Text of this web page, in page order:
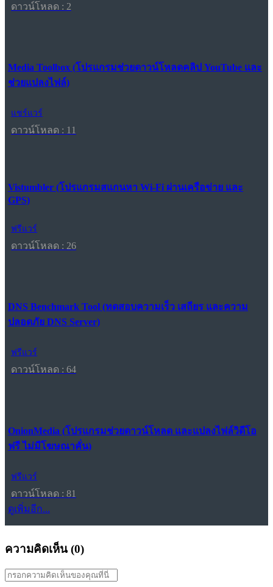
ดาวน์โหลด : 2
Media Toolbox (โปรแกรมช่วยดาวน์โหลดคลิป YouTube และ
ช่วยแปลงไฟล์)
แชร์แวร์
ดาวน์โหลด : 11
Vistumbler (โปรแกรมสแกนหา Wi-Fi ผ่านเครือข่าย และ
GPS)
ฟรีแวร์
ดาวน์โหลด : 26
DNS Benchmark Tool (ทดสอบความเร็ว เสถียร และความ
ปลอดภัย DNS Server)
ฟรีแวร์
ดาวน์โหลด : 64
OnionMedia (โปรแกรมช่วยดาวน์โหลด และแปลงไฟล์วิดีโอ
ฟรี ไม่มีโฆษณาคั่น)
ฟรีแวร์
ดาวน์โหลด : 81
ดูเพิ่มอีก...
ความคิดเห็น (0)